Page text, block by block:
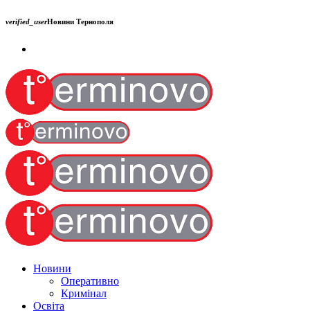
verified_userНовини Тернополя
Новини
Оперативно
Кримінал
Освіта